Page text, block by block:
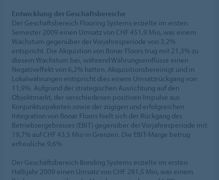
Entwicklung der Geschäftsbereiche
Der Geschäftsbereich Flooring Systems erzielte im ersten
Semester 2009 einen Umsatz von CHF 451,9 Mio, was einem
Wachstum gegenüber der Vorjahresperiode von 3,2%
entspricht. Die Akquistion von Bonar Floors trug mit 21,3% zu
diesem Wachstum bei, während Währungseinflüsse einen
Negativeffekt von 6,2% hatten. Akquisitionsbereinigt und in
Lokalwährungen entspricht dies einem Umsatzrückgang von
11,9%. Aufgrund der strategischen Ausrichtung auf den
Objektmarkt, der verschiedenen positiven Impulse aus
Konjunkturpaketen sowie der zügigen und erfolgreichen
Integration von Bonar Floors hielt sich der Rückgang des
Betriebsergebnisses (EBIT) gegenüber der Vorjahresperiode mit
19,7% auf CHF 43,5 Mio in Grenzen. Die EBIT-Marge betrug
erfreuliche 9,6%.
Der Geschäftsbereich Bonding Systems erzielte im ersten
Halbjahr 2009 einen Umsatz von CHF 281,5 Mio, was einem